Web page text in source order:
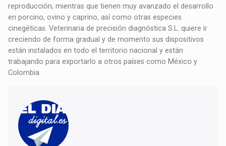
reproducción; mientras que tienen muy avanzado el desarrollo
en porcino, ovino y caprino, así como otras especies
cinegéticas. Veterinaria de precisión diagnóstica S.L. quiere ir
creciendo de forma gradual y de momento sus dispositivos
están instalados en todo el territorio nacional y están
trabajando para exportarlo a otros países como México y
Colombia.